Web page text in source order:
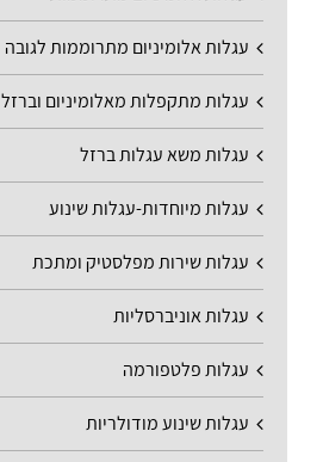
עגלות אלומיניום מתרוממות לגובה
עגלות מתקפלות מאלומיניום וברזל
עגלות משא עגלות ברזל
עגלות מיוחדות-עגלות שינוע
עגלות שירות מפלסטיק ומתכת
עגלות אוניברסליות
עגלות פלטפורמה
עגלות שינוע מודולריות